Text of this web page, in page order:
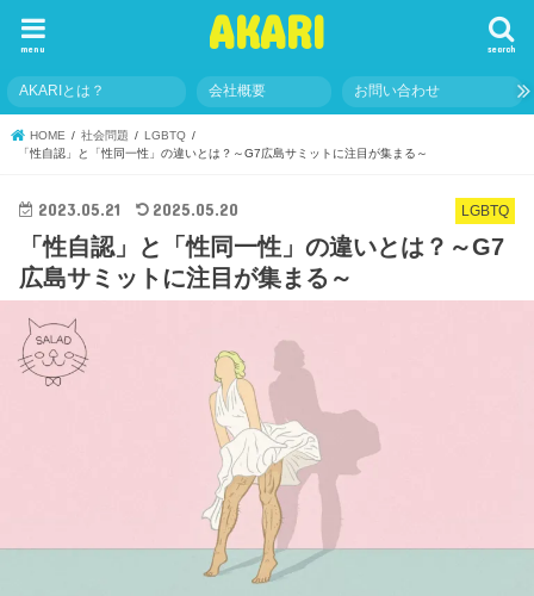
AKARI search
menu
AKARIとは？ 会社概要 お問い合わせ
HOME 社会問題
LGBTQ
「性自認」と「性同一性」の違いとは？～G7広島サミットに注目が集まる～
LGBTQ
2023.05.21 2025.05.20
「性自認」と「性同一性」の違いとは？～G7
広島サミットに注目が集まる～